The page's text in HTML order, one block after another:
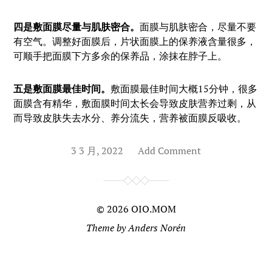
四是敷面膜尽量与肌肤密合。面膜与肌肤密合，尽量不要
有空气。调整好面膜后，片状面膜上的保养液含量很多，
可顺手把面膜下方多余的保养品，涂抹在脖子上。
五是敷面膜最佳时间。 敷面膜最佳时间大概15分钟，很多
面膜含有精华，敷面膜时间太长会导致皮肤营养过剩，从
而导致皮肤失去水分、养分流失，营养被面膜反吸收。
3 3 月, 2022 Add Comment
© 2026 OIO.MOM
Theme byAnders Norén